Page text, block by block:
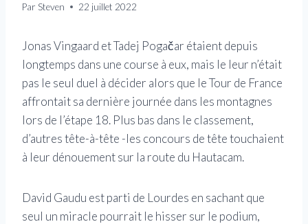
Par Steven 22 juillet 2022
Jonas Vingaard et Tadej Pogačar étaient depuis
longtemps dans une course à eux, mais le leur n’était
pas le seul duel à décider alors que le Tour de France
affrontait sa dernière journée dans les montagnes
lors de l’étape 18. Plus bas dans le classement,
d’autres tête-à-tête -les concours de tête touchaient
à leur dénouement sur la route du Hautacam.
David Gaudu est parti de Lourdes en sachant que
seul un miracle pourrait le hisser sur le podium,